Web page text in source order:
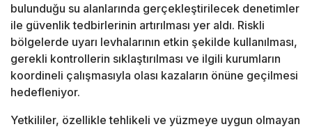
bulunduğu su alanlarında gerçekleştirilecek denetimler
ile güvenlik tedbirlerinin artırılması yer aldı. Riskli
bölgelerde uyarı levhalarının etkin şekilde kullanılması,
gerekli kontrollerin sıklaştırılması ve ilgili kurumların
koordineli çalışmasıyla olası kazaların önüne geçilmesi
hedefleniyor.
Yetkililer, özellikle tehlikeli ve yüzmeye uygun olmayan